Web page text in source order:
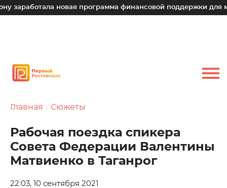
новая программа финансовой поддержки для малых
Главная Сюжеты
Рабочая поездка спикера
Совета Федерации Валентины
Матвиенко в Таганрог
22:03, 10 сентября 2021